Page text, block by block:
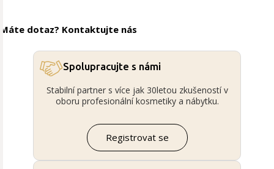
Máte dotaz? Kontaktujte nás
Spolupracujte s námi
Stabilní partner s více jak 30letou zkušeností v
oboru profesionální kosmetiky a nábytku.
Registrovat se